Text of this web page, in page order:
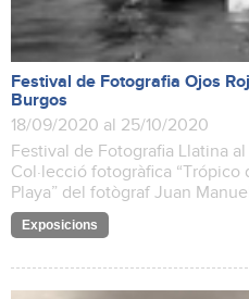
Festival de Fotografia Ojos
Burgos
18/09/2020 al 25/10/2020
Festival de Fotografia Llatina
Col·lecció fotogràfica “Trópico
Playa” del fotògraf Juan
Exposicions